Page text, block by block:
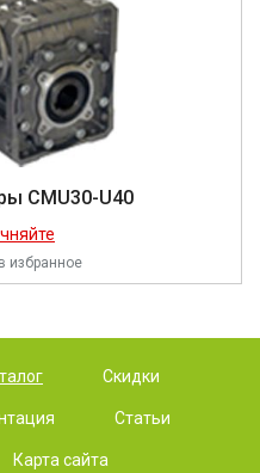
CMU30-U40
избранное
Скидки
Статьи
Карта сайта